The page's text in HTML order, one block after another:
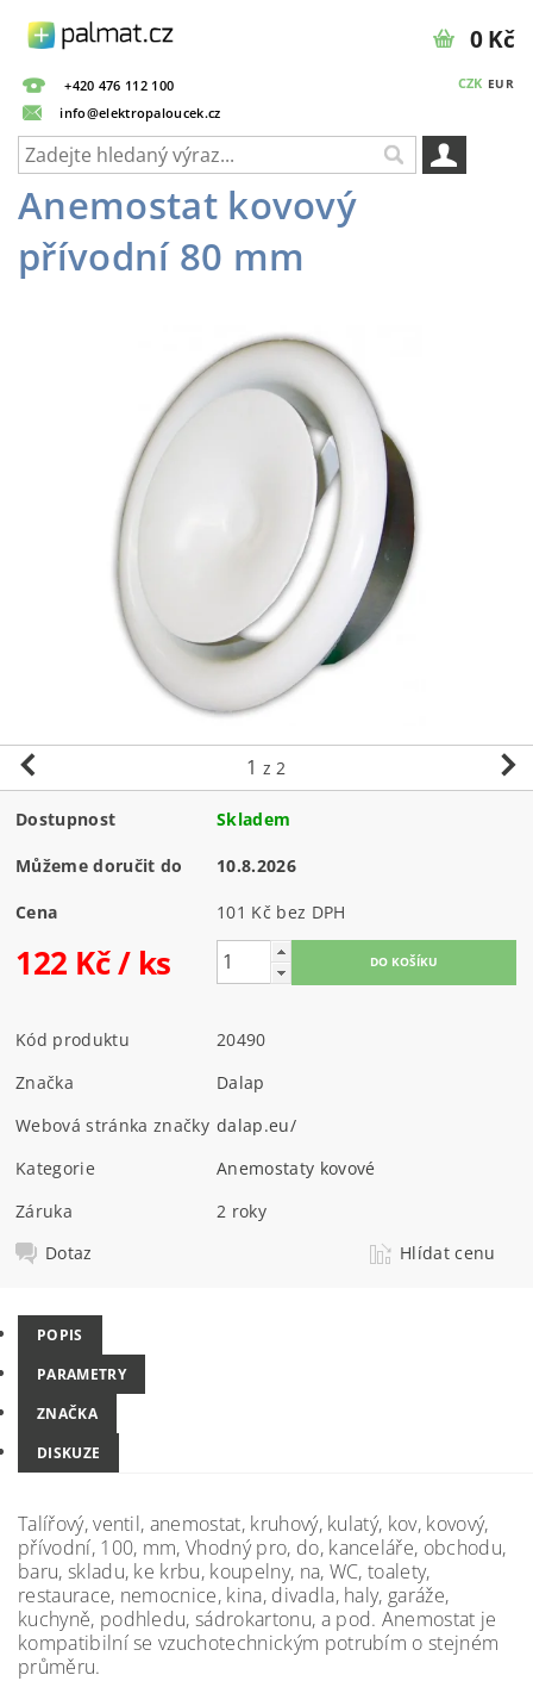
+420 476 112 100
info@elektropaloucek.cz
CZK EUR
0 Kč
Anemostat kovový
přívodní 80 mm
1 z 2
Dostupnost Skladem
Můžeme doručit do 10.8.2026
Cena 101 Kč bez DPH
122 Kč/ ks
Kód produktu
20490
Značka
Dalap
Webová stránka značky dalap.eu/
Kategorie
Anemostaty kovové
Záruka
2 roky
Dotaz
Hlídat cenu
POPIS
PARAMETRY
ZNAČKA
DISKUZE
Talířový, ventil, anemostat, kruhový, kulatý, kov, kovový,
přívodní, 100, mm, Vhodný pro, do, kanceláře, obchodu,
baru, skladu, ke krbu, koupelny, na, WC, toalety,
restaurace, nemocnice, kina, divadla, haly, garáže,
kuchyně, podhledu, sádrokartonu, a pod. Anemostat je
kompatibilní se vzuchotechnickým potrubím o stejném
průměru.